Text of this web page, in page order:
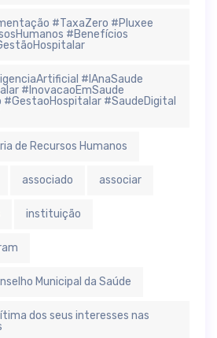
#TaxaZero #Pluxee
#Benefícios
#IAnaSaude
#InovacaoEmSaude
#SaudeDigital
de Recursos Humanos
associado associar
instituição
Municipal da Saúde
dos seus interesses nas